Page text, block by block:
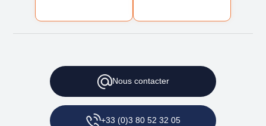
Nouscontacter
+33 (0)3 80 52 32 05